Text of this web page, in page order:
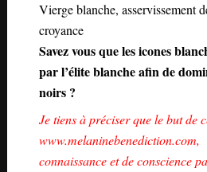
Vierge blanche, asservissement
croyance
Savez vous que les icones
par l’élite blanche afin de
noirs ?
Je tiens à préciser que le but de
www.melaninebenediction.com,
connaissance et de conscience